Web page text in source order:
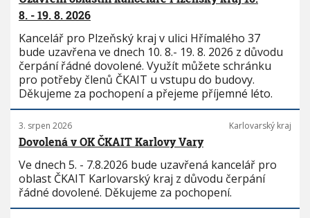
8. - 19. 8. 2026
Kancelář pro Plzeňský kraj v ulici Hřímalého 37
bude uzavřena ve dnech 10. 8.- 19. 8. 2026 z důvodu
čerpání řádné dovolené. Využít můžete schránku
pro potřeby členů ČKAIT u vstupu do budovy.
Děkujeme za pochopení a přejeme příjemné léto.
3. srpen 2026 Karlovarský kraj
Dovolená v OK ČKAIT Karlovy Vary
Ve dnech 5. - 7.8.2026 bude uzavřená kancelář pro
oblast ČKAIT Karlovarský kraj z důvodu čerpání
řádné dovolené. Děkujeme za pochopení.